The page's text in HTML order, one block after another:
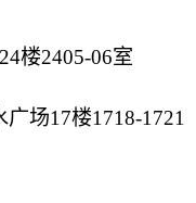
楼2405-06室
场17楼1718-1721